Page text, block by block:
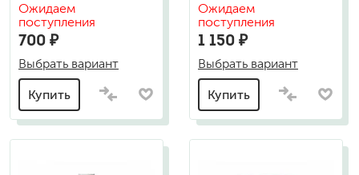
Ожидаем
поступления
700 ₽
Выбрать вариант
Купить
Ожидаем
поступления
1 150 ₽
Выбрать вариант
Купить